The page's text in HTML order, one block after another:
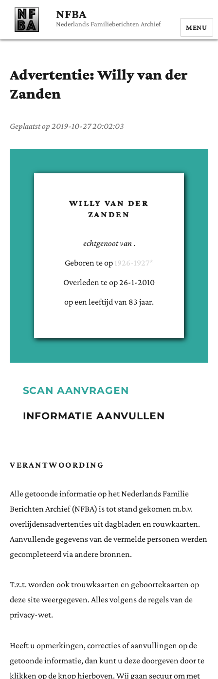
NFBA
Nederlands Familieberichten Archief MENU
Advertentie: Willyvan der
Zanden
Geplaatst op 2019-10-27 20:02:03
WILLY VAN DER
ZANDEN
echtgenoot van .
Geboren teop 1926-1927*
Overleden teop26-1-2010
op een leeftijd van 83 jaar.
SCAN AANVRAGEN
INFORMATIE AANVULLEN
VERANTWOORDING
Alle getoonde informatie op het Nederlands Familie
Berichten Archief (NFBA) is tot stand gekomen m.b.v.
overlijdensadvertenties uit dagbladen en rouwkaarten.
Aanvullende gegevens van de vermelde personen werden
gecompleteerd via andere bronnen.
T.z.t. worden ook trouwkaarten en geboortekaarten op
deze site weergegeven. Alles volgens de regels van de
privacy-wet.
Heeft u opmerkingen, correcties of aanvullingen op de
getoonde informatie, dan kunt u deze doorgeven door te
klikken op de knop hierboven. Wij gaan secuur om met